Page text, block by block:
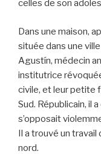
celles de son
Dans une maison,
située dans une
Agustín, médecin
institutrice
civile, et leur petite
Sud. Républicain, il
s’opposait
Il a trouvé un travail
nord.